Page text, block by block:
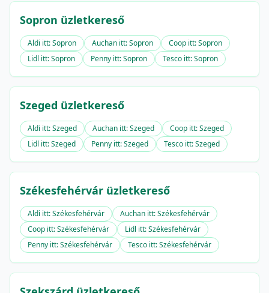
Sopron üzletkereső
Aldi itt: Sopron Auchan itt: Sopron
Coop itt: Sopron
Lidl itt: Sopron
Penny itt: Sopron Tesco itt: Sopron
Szeged üzletkereső
Aldi itt: Szeged Auchan itt: Szeged
Coop itt: Szeged
Lidl itt: Szeged
Penny itt: Szeged Tesco itt: Szeged
Székesfehérvár üzletkereső
Aldi itt: Székesfehérvár
Auchan itt: Székesfehérvár
Coop itt: Székesfehérvár
Lidl itt: Székesfehérvár
Penny itt: Székesfehérvár
Tesco itt: Székesfehérvár